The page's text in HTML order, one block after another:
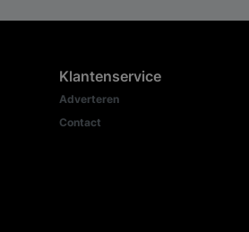
Klantenservice
Adverteren
Contact